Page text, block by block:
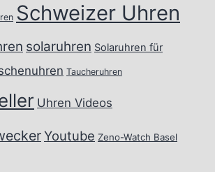
Schweizer Uhren
solaruhren Solaruhren für
Taucheruhren
Uhren Videos
Youtube Zeno-Watch Basel